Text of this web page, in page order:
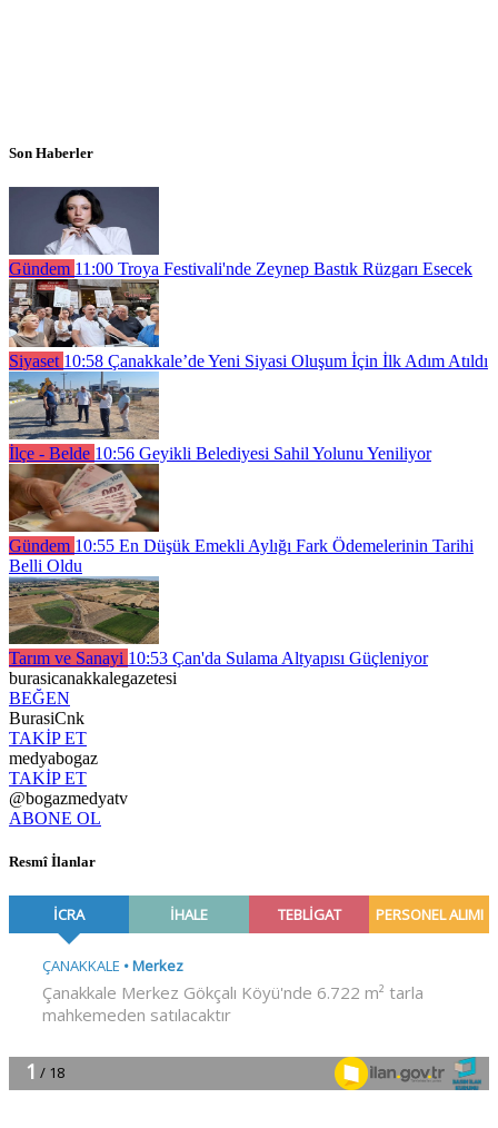
Son Haberler
Gündem 11:00 Troya Festivali'nde Zeynep Bastık Rüzgarı Esecek
Siyaset 10:58 Çanakkale’de Yeni Siyasi Oluşum İçin İlk Adım Atıldı
İlçe - Belde 10:56 Geyikli Belediyesi Sahil Yolunu Yeniliyor
Gündem 10:55 En Düşük Emekli Aylığı Fark Ödemelerinin Tarihi
Belli Oldu
Tarım ve Sanayi 10:53 Çan'da Sulama Altyapısı Güçleniyor
burasicanakkalegazetesi
BEĞEN
BurasiCnk
TAKİP ET
medyabogaz
TAKİP ET
@bogazmedyatv
ABONE OL
Resmî İlanlar